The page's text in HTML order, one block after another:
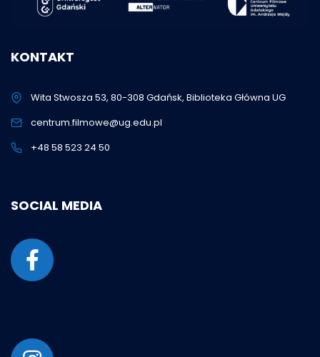
KONTAKT
Wita Stwosza 53, 80-308 Gdańsk, Biblioteka Główna UG
centrum.filmowe@ug.edu.pl
+48 58 523 24 50
SOCIAL MEDIA